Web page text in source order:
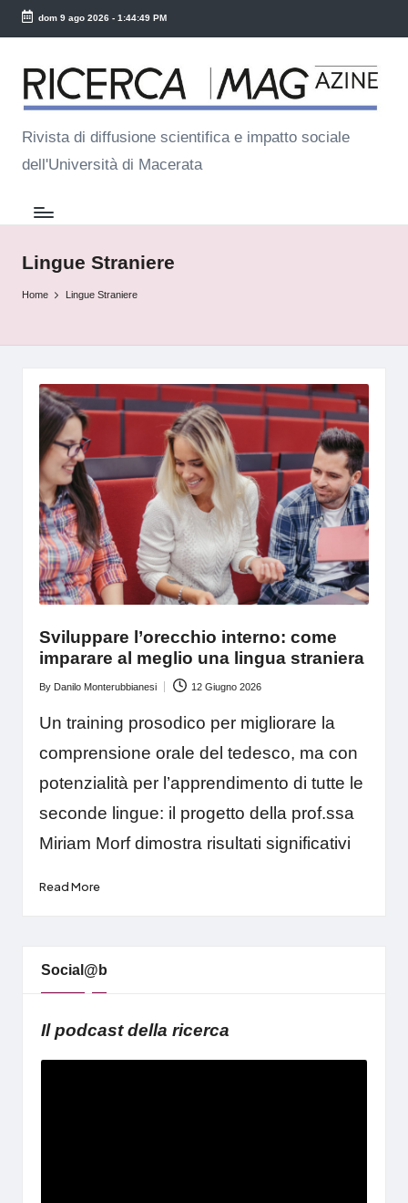
Skip
content
dom 9 ago 2026- 1:44:49 PM
R
ic
e
r
c
a
M
a
Rivista di diffusione scientifica e impatto sociale
dell'Università di Macerata
Lingue Straniere
Home Lingue Straniere
Sviluppare l’orecchio interno: come
imparare al meglio una lingua straniera
Posted
By Danilo Monterubbianesi 12 Giugno 2026
Un training prosodico per migliorare la
comprensione orale del tedesco, ma con
potenzialità per l’apprendimento di tutte le
seconde lingue: il progetto della prof.ssa
Miriam Morf dimostra risultati significativi
Read More
Social@b
Il podcast della ricerca